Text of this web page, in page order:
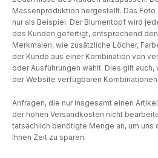
Massenproduktion hergestellt. Das
nur als Beispiel. Der Blumentopf wird
des Kunden gefertigt, entsprechend
Merkmalen, wie zusätzliche Löcher,
der Kunde aus einer Kombination von
oder Ausführungen wählt. Dies gilt
der Website verfügbaren
Anfragen, die nur insgesamt einen
der hohen Versandkosten nicht
tatsächlich benötigte Menge an, um uns
Ihnen Zeit zu sparen.